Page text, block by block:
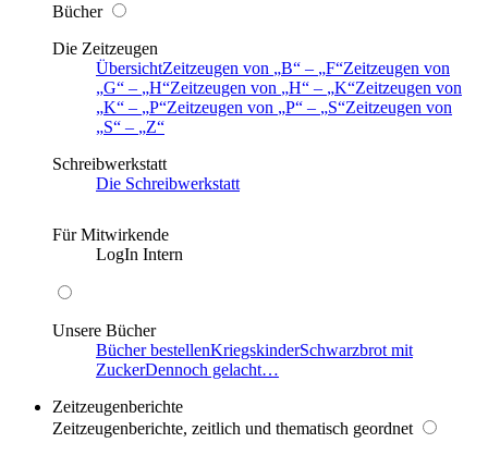
Bücher
Die Zeitzeugen
ÜbersichtZeitzeugen von B – F Zeitzeugen von
G
– H Zeitzeugen von H – K Zeitzeugen von
K
– P Zeitzeugen von P – S Zeitzeugen von
S
–
Z
Schreibwerkstatt
Die Schreibwerkstatt
Für Mitwirkende
LogIn Intern
Unsere Bücher
Bücher bestellenKriegskinderSchwarzbrot mit
ZuckerDennoch gelacht…
Zeitzeugenberichte
Zeitzeugenberichte, zeitlich und thematisch geordnet